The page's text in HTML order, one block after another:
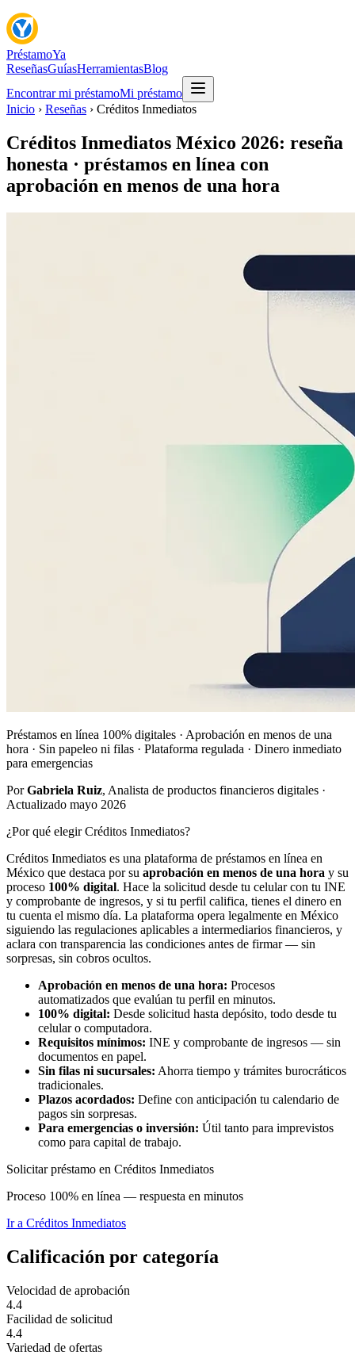
PréstamoYa
ReseñasGuíasHerramientasBlog
Encontrar mi préstamoMi préstamo
Inicio › Reseñas › Créditos Inmediatos
Créditos Inmediatos México 2026: reseña
honesta · préstamos en línea con
aprobación en menos de una hora
Préstamos en línea 100% digitales · Aprobación en menos de una
hora · Sin papeleo ni filas · Plataforma regulada · Dinero inmediato
para emergencias
PorGabriela Ruiz, Analista de productos financieros digitales ·
Actualizado mayo 2026
¿Por qué elegir Créditos Inmediatos?
Créditos Inmediatos es una plataforma de préstamos en línea en
México que destaca por su aprobación en menos de una hora y su
proceso 100% digital. Hace la solicitud desde tu celular con tu INE
y comprobante de ingresos, y si tu perfil califica, tienes el dinero en
tu cuenta el mismo día. La plataforma opera legalmente en México
siguiendo las regulaciones aplicables a intermediarios financieros, y
aclara con transparencia las condiciones antes de firmar — sin
sorpresas, sin cobros ocultos.
Aprobación en menos de una hora: Procesos
automatizados que evalúan tu perfil en minutos.
100% digital: Desde solicitud hasta depósito, todo desde tu
celular o computadora.
Requisitos mínimos: INE y comprobante de ingresos — sin
documentos en papel.
Sin filas ni sucursales: Ahorra tiempo y trámites burocráticos
tradicionales.
Plazos acordados: Define con anticipación tu calendario de
pagos sin sorpresas.
Para emergencias o inversión: Útil tanto para imprevistos
como para capital de trabajo.
Solicitar préstamo en Créditos Inmediatos
Proceso 100% en línea — respuesta en minutos
Ir a Créditos Inmediatos
Calificación por categoría
Velocidad de aprobación
4.4
Facilidad de solicitud
4.4
Variedad de ofertas